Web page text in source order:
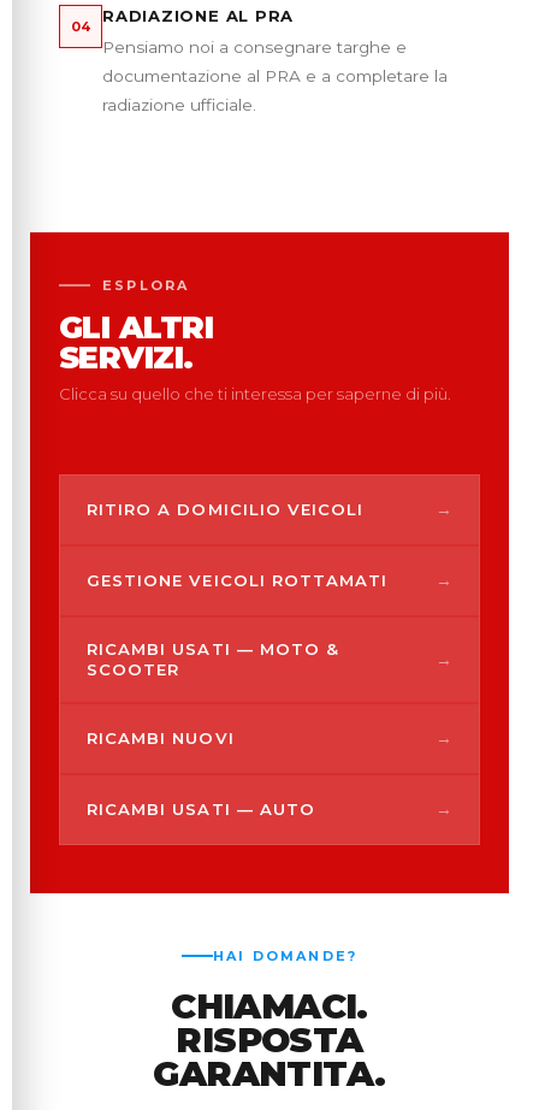
04
RADIAZIONE AL PRA
Pensiamo noi a consegnare targhe e
documentazione al PRA e a completare la
radiazione ufficiale.
ESPLORA
GLI ALTRI
SERVIZI.
Clicca su quello che ti interessa per saperne di più.
RITIRO A DOMICILIO VEICOLI →
GESTIONE VEICOLI ROTTAMATI →
RICAMBI USATI — MOTO &
SCOOTER
→
RICAMBI NUOVI →
RICAMBI USATI — AUTO →
HAI DOMANDE?
CHIAMACI.
RISPOSTA
GARANTITA.